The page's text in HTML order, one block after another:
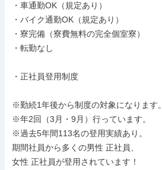
・車通勤OK（規定あり）
・バイク通勤OK（規定あり）
・寮完備（寮費無料の完全個室寮）
・転勤なし
・正社員登用制度
※勤続1年後から制度の対象になります。
※年2回（3月・9月）行っています。
※過去5年間113名の登用実績あり。
期間社員から多くの男性 正社員、
女性 正社員が登用されています！